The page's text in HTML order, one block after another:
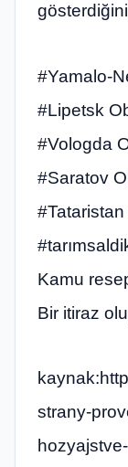
#Yamalo-
#Lipetsk
#Vologda
#Saratov
Kamu
Bir itiraz
strany-